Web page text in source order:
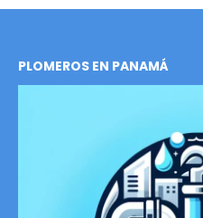
PLOMEROS EN PANAMÁ